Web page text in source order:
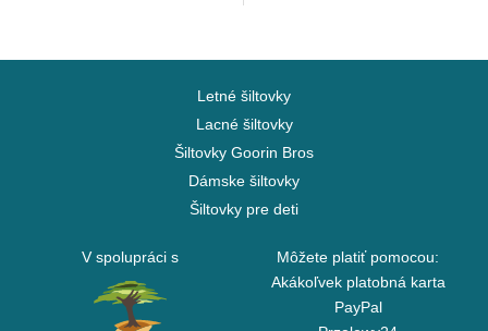
Letné šiltovky
Lacné šiltovky
Šiltovky Goorin Bros
Dámske šiltovky
Šiltovky pre deti
V spolupráci s
Môžete platiť pomocou:
Akákoľvek platobná karta
PayPal